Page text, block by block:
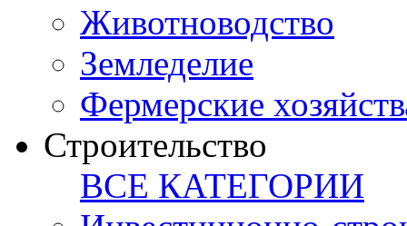
Животноводство
Земледелие
Фермерские
Строительство
ВСЕ КАТЕГОРИИ